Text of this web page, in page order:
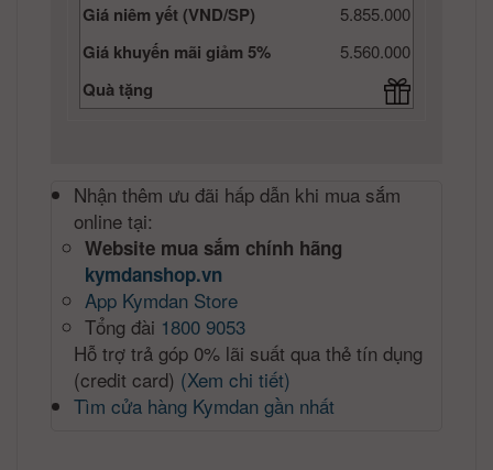
5.855.000
Giá niêm yết (VND/SP)
5.560.000
Giá khuyến mãi giảm 5%
Quà tặng
Nhận thêm ưu đãi hấp dẫn khi mua sắm
online tại:
Website mua sắm chính hãng
kymdanshop.vn
App Kymdan Store
Tổng đài 1800 9053
Hỗ trợ trả góp 0% lãi suất qua thẻ tín dụng
(credit card) (Xem chi tiết)
Tìm cửa hàng Kymdan gần nhất